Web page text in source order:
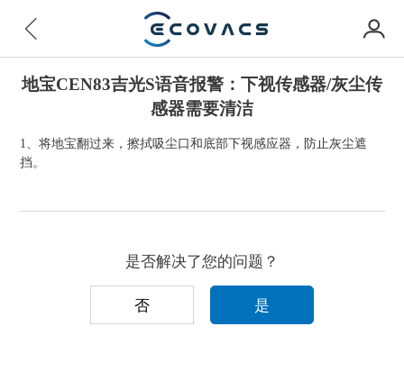
地宝CEN83吉光S语音报警：下视传感器/灰尘传
感器需要清洁
1、将地宝翻过来，擦拭吸尘口和底部下视感应器，防止灰尘遮
挡。
是否解决了您的问题？
否 是